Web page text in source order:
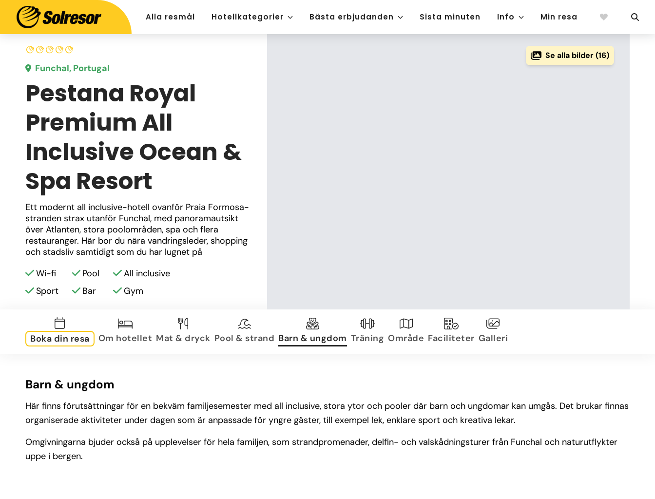
Alla resmål Hotellkategorier Bästa erbjudanden Sista minuten Info Min resa
Funchal, Portugal
Pestana Royal
Premium All
Inclusive Ocean &
Spa Resort
Ett modernt all inclusive-hotell ovanför Praia Formosa-
stranden strax utanför Funchal, med panoramautsikt
över Atlanten, stora poolområden, spa och flera
restauranger. Här bor du nära vandringsleder, shopping
och stadsliv samtidigt som du har lugnet på
Wi-fi
Pool
All inclusive
Sport
Bar Gym
Se alla bilder (16)
Boka din resa Om hotellet Mat & dryck Pool & strand Barn & ungdom Träning Område Faciliteter Galleri
Barn & ungdom
Här finns förutsättningar för en bekväm familjesemester med all inclusive, stora ytor och pooler där barn och ungdomar kan umgås. Det brukar finnas
organiserade aktiviteter under dagen som är anpassade för yngre gäster, till exempel lek, enklare sport och kreativa lekar.
Omgivningarna bjuder också på upplevelser för hela familjen, som strandpromenader, delfin- och valskådningsturer från Funchal och naturutflykter
uppe i bergen.